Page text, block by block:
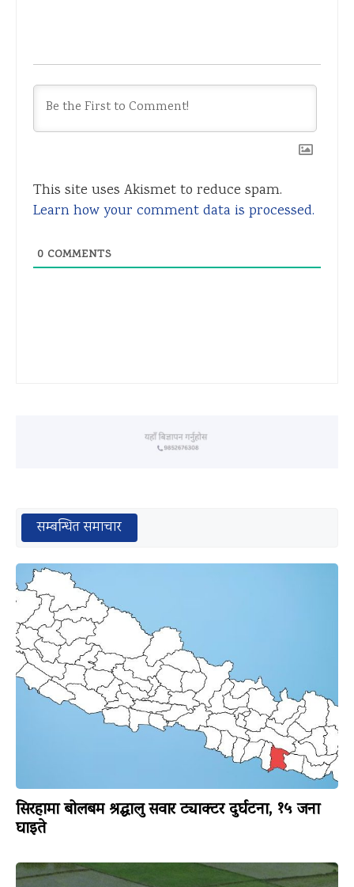
This site uses Akismet to reduce spam.
Learn how your comment data is processed.
0 COMMENTS
सम्बन्धित समाचार
सिरहामा बोलबम श्रद्धालु सवार ट्याक्टर दुर्घटना, १५ जना
घाइते